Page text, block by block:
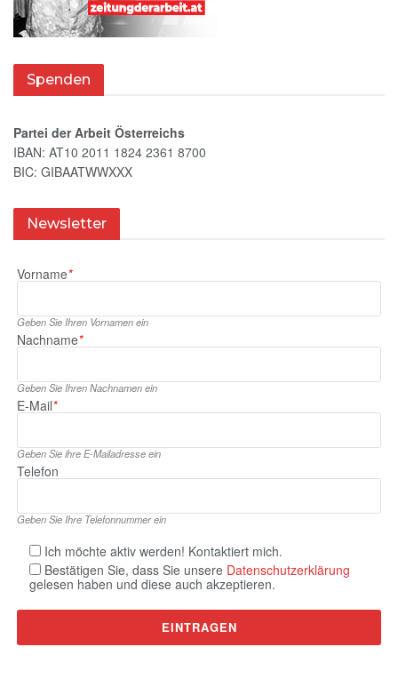
Spenden
Partei der Arbeit Österreichs
IBAN: AT10 2011 1824 2361 8700
BIC: GIBAATWWXXX
Newsletter
Vorname*
Geben Sie Ihren Vornamen ein
Nachname*
Geben Sie Ihren Nachnamen ein
E‑Mail*
Geben Sie ihre E‑Mailadresse ein
Telefon
Geben Sie Ihre Telefonnummer ein
Ich möchte aktiv werden! Kontaktiert mich.
Bestätigen Sie, dass Sie unsere Datenschutzerklärung
gelesen haben und diese auch akzeptieren.